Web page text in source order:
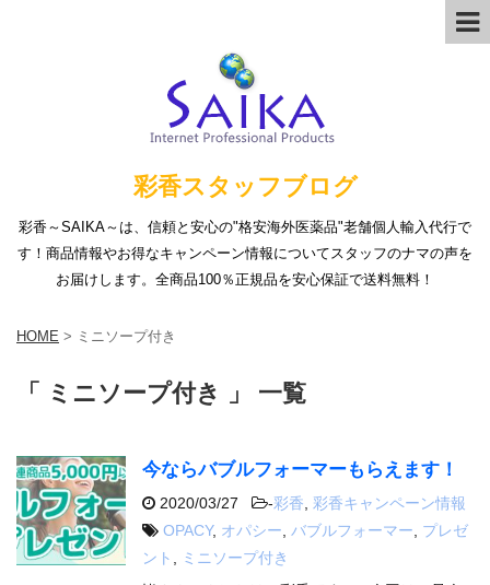
彩香スタッフブログ
彩香～SAIKA～は、信頼と安心の"格安海外医薬品"老舗個人輸入代行で
す！商品情報やお得なキャンペーン情報についてスタッフのナマの声を
お届けします。全商品100％正規品を安心保証で送料無料！
HOME > ミニソープ付き
「 ミニソープ付き 」 一覧
今ならバブルフォーマーもらえます！
2020/03/27 -彩香
彩香キャンペーン情報
OPACY, オパシー バブルフォーマー
プレゼ
ント
ミニソープ付き